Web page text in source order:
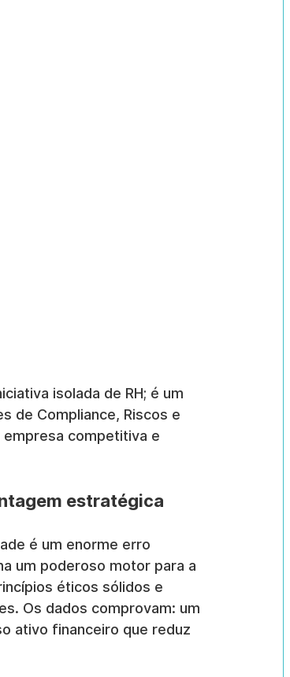
isolada de RH; é um
de Compliance, Riscos e
empresa competitiva e
estratégica
é um enorme erro
um poderoso motor para a
éticos sólidos e
Os dados comprovam: um
ativo financeiro que reduz